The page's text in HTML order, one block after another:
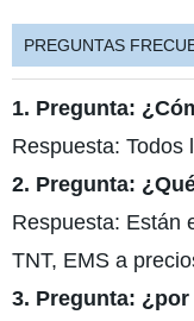
PREGUNTAS
1. Pregunta:
Respuesta:
2. Pregunta:
Respuesta: Están
TNT, EMS a
3. Pregunta: